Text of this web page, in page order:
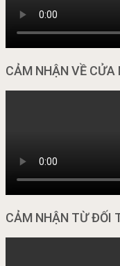
CẢM NHẬN VỀ CỬA
CẢM NHẬN TỪ ĐỐI